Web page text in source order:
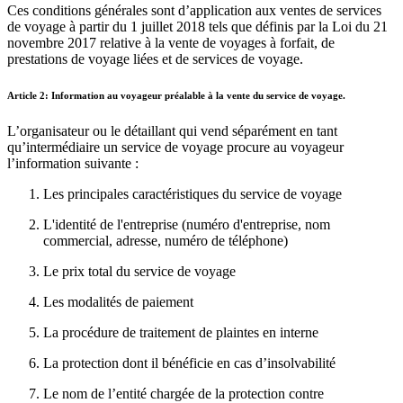
Ces conditions générales sont d’application aux ventes de services
de voyage à partir du 1 juillet 2018 tels que définis par la Loi du 21
novembre 2017 relative à la vente de voyages à forfait, de
prestations de voyage liées et de services de voyage.
Article 2: Information au voyageur préalable à la vente du service de voyage.
L’organisateur ou le détaillant qui vend séparément en tant
qu’intermédiaire un service de voyage procure au voyageur
l’information suivante :
Les principales caractéristiques du service de voyage
L'identité de l'entreprise (numéro d'entreprise, nom
commercial, adresse, numéro de téléphone)
Le prix total du service de voyage
Les modalités de paiement
La procédure de traitement de plaintes en interne
La protection dont il bénéficie en cas d’insolvabilité
Le nom de l’entité chargée de la protection contre